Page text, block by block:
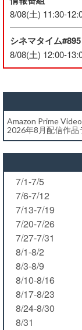
8/08(土) 11:30-
シネマタイム#895
8/08(土) 12:00-
Amazon Prime
2026年8月配信作品
7/1-7/5
7/6-7/12
7/13-7/19
7/20-7/26
7/27-7/31
8/1-8/2
8/3-8/9
8/10-8/16
8/17-8/23
8/24-8/30
8/31